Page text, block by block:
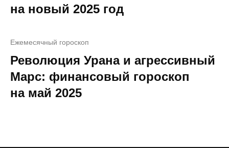
на новый 2025 год
Ежемесячный гороскоп
Революция Урана и агрессивный
Марс: финансовый гороскоп
на май 2025